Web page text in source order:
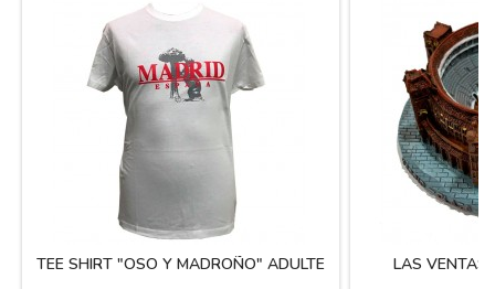
TEE SHIRT "OSO Y MADROÑO" ADULTE LAS VENTAS